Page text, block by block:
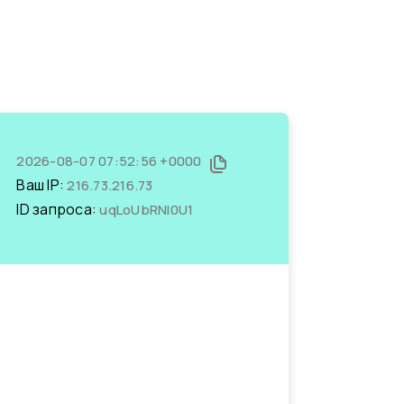
2026-08-07 07:52:56 +0000
Ваш IP:216.73.216.73
ID запроса:uqLoUbRNI0U1